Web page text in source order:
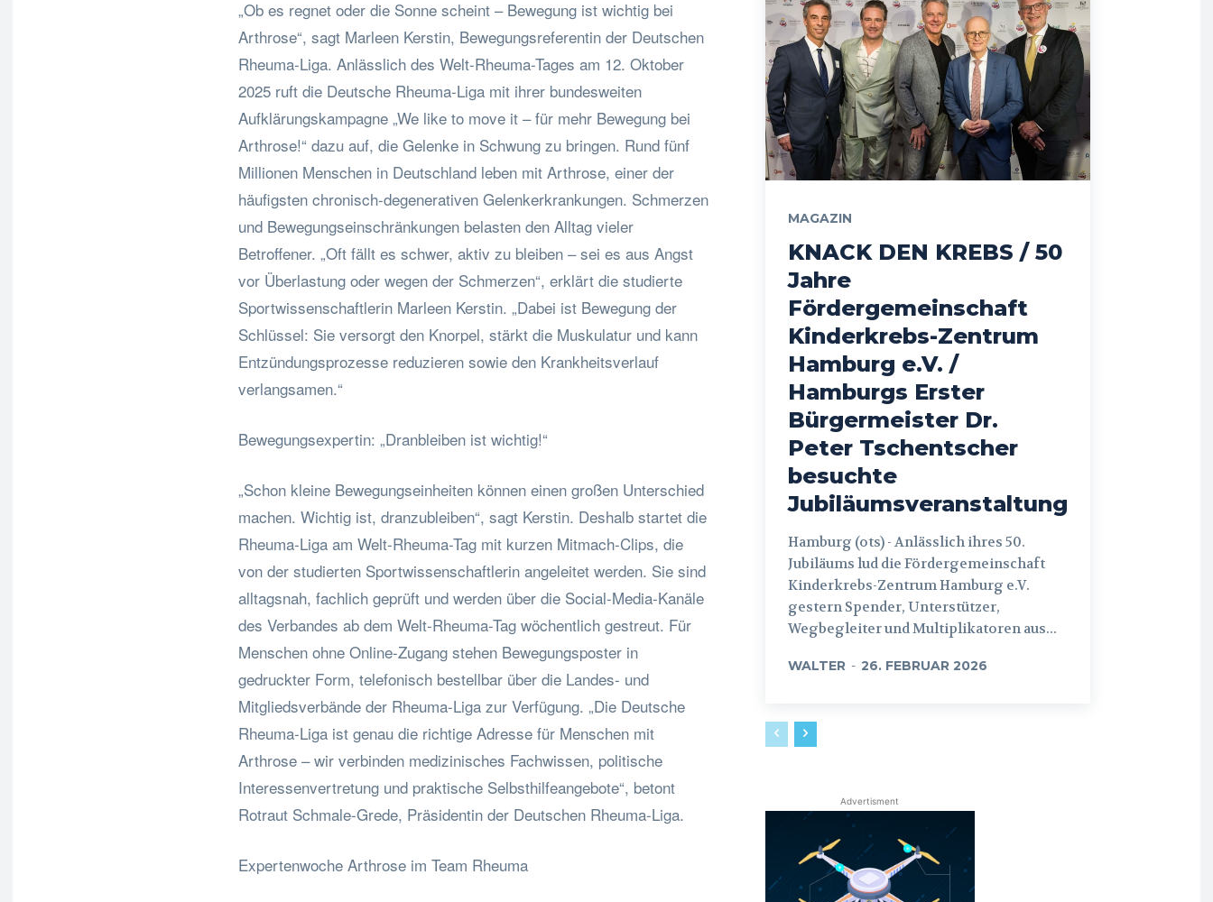
„Ob es regnet oder die Sonne scheint – Bewegung ist wichtig bei
Arthrose“, sagt Marleen Kerstin, Bewegungsreferentin der Deutschen
Rheuma-Liga. Anlässlich des Welt-Rheuma-Tages am 12. Oktober
2025 ruft die Deutsche Rheuma-Liga mit ihrer bundesweiten
Aufklärungskampagne „We like to move it – für mehr Bewegung bei
Arthrose!“ dazu auf, die Gelenke in Schwung zu bringen. Rund fünf
Millionen Menschen in Deutschland leben mit Arthrose, einer der
häufigsten chronisch-degenerativen Gelenkerkrankungen. Schmerzen
und Bewegungseinschränkungen belasten den Alltag vieler
Betroffener. „Oft fällt es schwer, aktiv zu bleiben – sei es aus Angst
vor Überlastung oder wegen der Schmerzen“, erklärt die studierte
Sportwissenschaftlerin Marleen Kerstin. „Dabei ist Bewegung der
Schlüssel: Sie versorgt den Knorpel, stärkt die Muskulatur und kann
Entzündungsprozesse reduzieren sowie den Krankheitsverlauf
verlangsamen.“
Bewegungsexpertin: „Dranbleiben ist wichtig!“
„Schon kleine Bewegungseinheiten können einen großen Unterschied
machen. Wichtig ist, dranzubleiben“, sagt Kerstin. Deshalb startet die
Rheuma-Liga am Welt-Rheuma-Tag mit kurzen Mitmach-Clips, die
von der studierten Sportwissenschaftlerin angeleitet werden. Sie sind
alltagsnah, fachlich geprüft und werden über die Social-Media-Kanäle
des Verbandes ab dem Welt-Rheuma-Tag wöchentlich gestreut. Für
Menschen ohne Online-Zugang stehen Bewegungsposter in
gedruckter Form, telefonisch bestellbar über die Landes- und
Mitgliedsverbände der Rheuma-Liga zur Verfügung. „Die Deutsche
Rheuma-Liga ist genau die richtige Adresse für Menschen mit
Arthrose – wir verbinden medizinisches Fachwissen, politische
Interessenvertretung und praktische Selbsthilfeangebote“, betont
Rotraut Schmale-Grede, Präsidentin der Deutschen Rheuma-Liga.
Expertenwoche Arthrose im Team Rheuma
MAGAZIN
KNACK DEN KREBS / 50
Jahre
Fördergemeinschaft
Kinderkrebs-Zentrum
Hamburg e.V. /
Hamburgs Erster
Bürgermeister Dr.
Peter Tschentscher
besuchte
Jubiläumsveranstaltung
Hamburg (ots) - Anlässlich ihres 50.
Jubiläums lud die Fördergemeinschaft
Kinderkrebs-Zentrum Hamburg e.V.
gestern Spender, Unterstützer,
Wegbegleiter und Multiplikatoren aus...
WALTER - 26. FEBRUAR 2026
Advertisment